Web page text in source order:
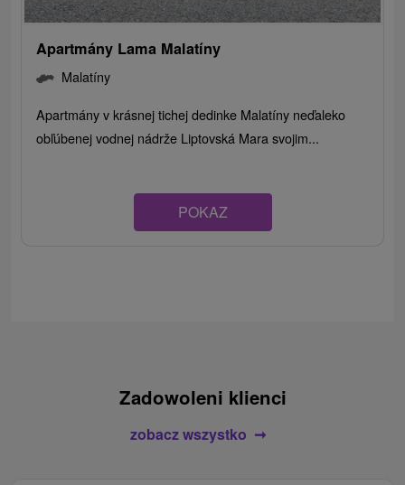
Apartmány Lama Malatíny
Malatíny
Apartmány v krásnej tichej dedinke Malatíny neďaleko
obľúbenej vodnej nádrže Liptovská Mara svojim...
POKAZ
Zadowoleni klienci
zobacz wszystko